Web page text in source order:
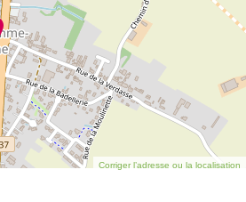
Corriger l’adresse ou la localisation